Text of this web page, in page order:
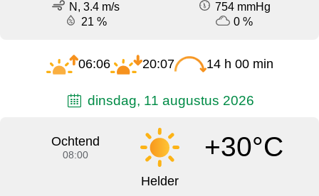
N, 3.4 m/s
754 mmHg
21 %
0 %
06:06 20:07 14 h 00 min
dinsdag, 11 augustus 2026
Ochtend
08:00 +30°C
Helder